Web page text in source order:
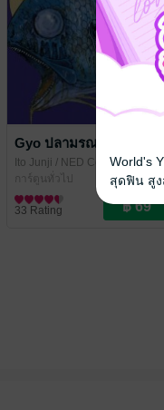
Gyo ปลามรณะ เล่ม 1
Ito Junji / NED Comics
การ์ตูนทั่วไป
33 Rating
World's
สุดฟิน สูง